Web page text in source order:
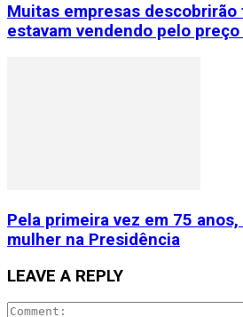
Muitas empresas descobrirão
estavam vendendo pelo
Pela primeira vez em 75
mulher na Presidência
LEAVE A REPLY